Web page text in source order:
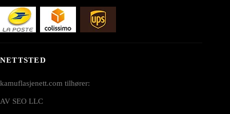
NETTSTED
kamuflasjenett.com tilhører:
AV SEO LLC